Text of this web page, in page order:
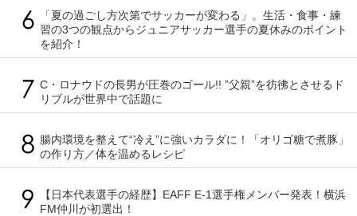
「夏の過ごし方次第でサッカーが変わる」。生活・食事・練
習の3つの観点からジュニアサッカー選手の夏休みのポイント
を紹介！
C・ロナウドの長男が圧巻のゴール!! ”父親”を彷彿とさせるド
リブルが世界中で話題に
腸内環境を整えて“冷え”に強いカラダに！「オリゴ糖で煮豚」
の作り方／体を温めるレシピ
【日本代表選手の経歴】EAFF E-1選手権メンバー発表！横浜
FM仲川が初選出！